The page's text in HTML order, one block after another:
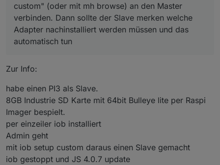
Das bringt eher die Frage nach generell dem Restore
einen slaves auf denke ich :-)
Formal Slave-Host neu aufsetzen mit nem leeren
ioBroker und schauen das der Hostname der gleich
automatisch tun
custom" (oder mit mh browse) an den Master
verbinden. Dann sollte der Slave merken welche
Adapter nachinstalliert werden müssen und das
automatisch tun
Zur Info:
habe einen PI3 als Slave.
8GB Industrie SD Karte mit 64bit Bulleye lite per Raspi
Imager bespielt.
per einzeiler iob installiert
Admin geht
mit iob setup custom daraus einen Slave gemacht
iob gestoppt und JS 4.0.7 update